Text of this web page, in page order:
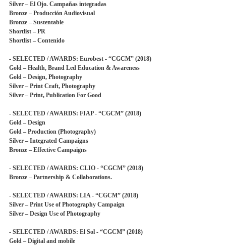
Silver – El Ojo. Campañas integradas
Bronze – Producción Audiovisual
Bronze – Sustentable
Shortlist – PR
Shortlist – Contenido
- SELECTED / AWARDS: Eurobest - “CGCM” (2018)
Gold – Health, Brand Led Education & Awareness
Gold – Design, Photography
Silver – Print Craft, Photography
Silver – Print, Publication For Good
- SELECTED / AWARDS: FIAP - “CGCM” (2018)
Gold – Design
Gold – Production (Photography)
Silver – Integrated Campaigns
Bronze – Effective Campaigns
- SELECTED / AWARDS: CLIO - “CGCM” (2018)
Bronze – Partnership & Collaborations.
- SELECTED / AWARDS: LIA - “CGCM” (2018)
Silver – Print Use of Photography Campaign
Silver – Design Use of Photography
- SELECTED / AWARDS: El Sol - “CGCM” (2018)
Gold – Digital and mobile